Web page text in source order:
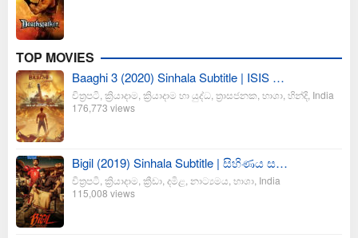
TOP MOVIES
Baaghi 3 (2020) Sinhala Subtitle | ISIS …
චිත්‍රපටි ක්‍රියාදාම ක්‍රියාදාම හා යුද්ධ ත්‍රාසජනක භාශා හින්දි India
176,773 views
Bigil (2019) Sinhala Subtitle | සිහිණය ස…
චිත්‍රපටි ක්‍රියාදාම ක්‍රීඩා දමිළ නාට්‍යමය භාශා India
115,008 views